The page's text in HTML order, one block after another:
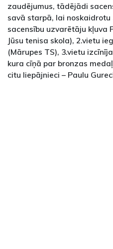
zaudējumus, tādējādi
savā starpā, lai noskaidrotu
sacensību uzvarētāju kļuva
Jūsu tenisa skola), 2.vietu
(Mārupes TS), 3.vietu
kura cīņā par bronzas
citu liepājnieci – Paulu